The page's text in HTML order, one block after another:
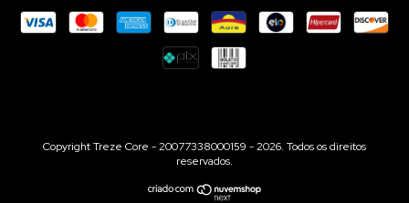
Copyright Treze Core - 20077338000159 - 2026. Todos os direitos
reservados.